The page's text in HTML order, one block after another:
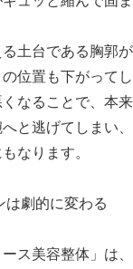
土台である胸郭
位置も下がって
なることで、本
と逃げてしまい
なります。
劇的に変わる
ス美容整体」は